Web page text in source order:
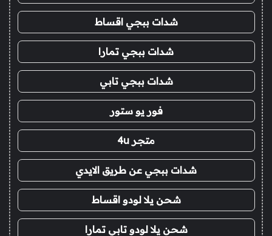
شدات ببجي اقساط
شدات ببجي تمارا
شدات ببجي تابي
فور يو ستور
متجر 4u
شدات ببجي عن طريق الايدي
شحن يلا لودو اقساط
شحن يلا لودو تابي تمارا